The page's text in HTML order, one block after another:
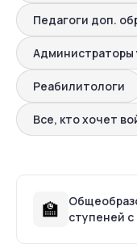
Педагоги доп.
Реабилитологи
Все, кто хочет
🏫
ступеней